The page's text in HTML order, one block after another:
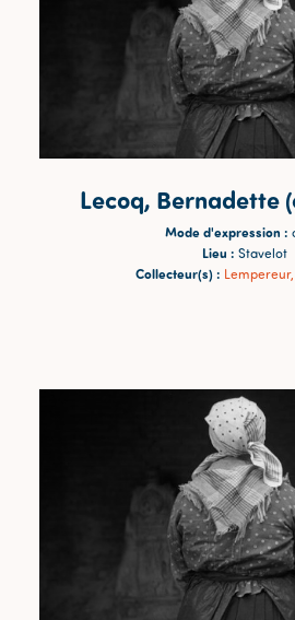
Lecoq, Bernadette
Mode d'expression :
Lieu : Stavelot
Collecteur(s) :